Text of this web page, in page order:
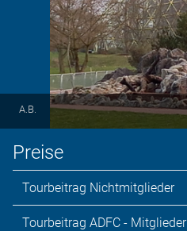
A.B.
Preise
Tourbeitrag Nichtmitglieder
Tourbeitrag ADFC - Mitglieder